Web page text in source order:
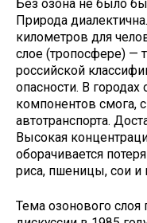
Без озона не было
Природа
километров для
слое (тропосфере) —
российской
опасности. В
компонентов смога,
автотранспорта.
Высокая
оборачивается
риса, пшеницы, сои и
Тема озонового